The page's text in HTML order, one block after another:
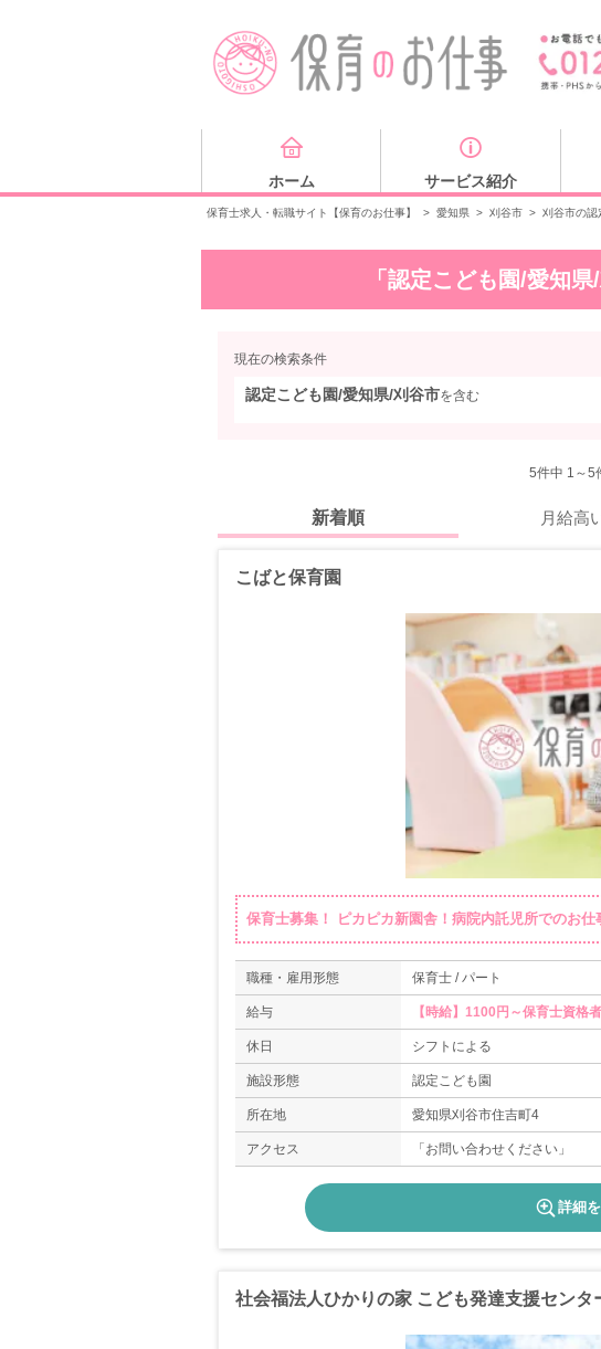
ホーム サービス紹介
保育士求人・転職サイト【保育のお仕事】 > 愛知県 > 刈谷市 > 刈谷市の認
「認定こども園/愛知
現在の検索条件
認定こども園/愛知県/刈谷市を含む
5件中 1～5
新着順 月給高
こばと保育園
保育士募集！ ピカピカ新園舎！病院内託児所でのお仕
職種・雇用形態 保育士 / パート
給与 【時給】1100円～保育士資格
休日 シフトによる
施設形態 認定こども園
所在地 愛知県刈谷市住吉町4
アクセス 「お問い合わせください」
詳細
社会福法人ひかりの家 こども発達支援センタ